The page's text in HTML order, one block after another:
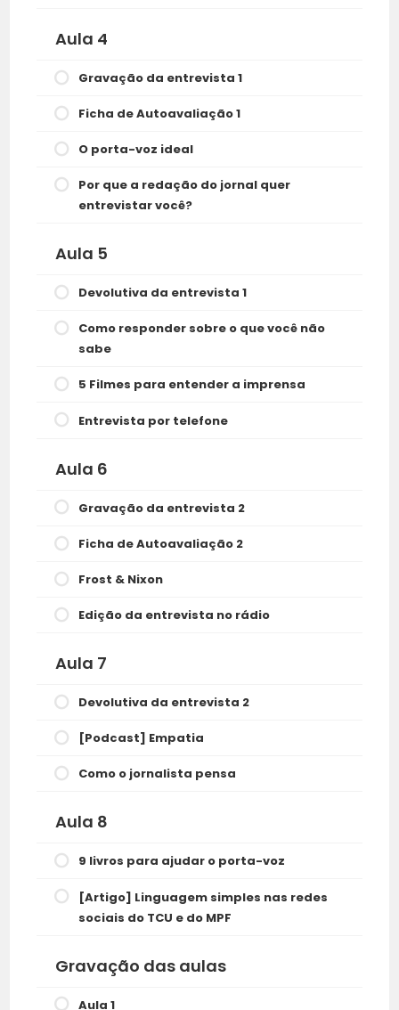
Aula 4
Gravação da entrevista 1
Ficha de Autoavaliação 1
O porta-voz ideal
Por que a redação do jornal quer
entrevistar você?
Aula 5
Devolutiva da entrevista 1
Como responder sobre o que você não
sabe
5 Filmes para entender a imprensa
Entrevista por telefone
Aula 6
Gravação da entrevista 2
Ficha de Autoavaliação 2
Frost & Nixon
Edição da entrevista no rádio
Aula 7
Devolutiva da entrevista 2
[Podcast] Empatia
Como o jornalista pensa
Aula 8
9 livros para ajudar o porta-voz
[Artigo] Linguagem simples nas redes
sociais do TCU e do MPF
Gravação das aulas
Aula 1